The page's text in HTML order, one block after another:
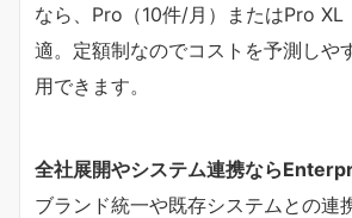
なら、Pro（10件/月）またはPro
適。定額制なのでコストを予測しや
用できます。
全社展開やシステム連携なら
ブランド統一や既存システムとの連